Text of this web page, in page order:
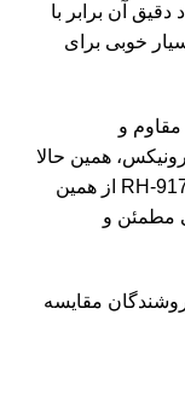
دقیق آن برابر با
بسیار خوبی برای
و
همین حالا
برای خرید جعبه ابزار فلزی رونیکس مدل RH-9173 از همین
مطمئن و
مقایسه